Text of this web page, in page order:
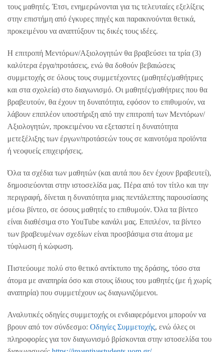
τους μαθητές. Έτσι, ενημερώνονται για τις τελευταίες εξελίξεις
στην επιστήμη από έγκυρες πηγές και παρακινούνται θετικά,
προκειμένου να αναπτύξουν τις δικές τους ιδέες.
Η επιτροπή Μεντόρων/Αξιολογητών θα βραβεύσει τα τρία (3)
καλύτερα έργα/προτάσεις, ενώ θα δοθούν βεβαιώσεις
συμμετοχής σε όλους τους συμμετέχοντες (μαθητές/μαθήτριες
και στα σχολεία) στο διαγωνισμό. Οι μαθητές/μαθήτριες που θα
βραβευτούν, θα έχουν τη δυνατότητα, εφόσον το επιθυμούν, να
λάβουν επιπλέον υποστήριξη από την επιτροπή των Μεντόρων/
Αξιολογητών, προκειμένου να εξεταστεί η δυνατότητα
μετεξέλιξης των έργων/προτάσεών τους σε καινοτόμα προϊόντα
ή νεοφυείς επιχειρήσεις.
Όλα τα σχέδια των μαθητών (και αυτά που δεν έχουν βραβευτεί),
δημοσιεύονται στην ιστοσελίδα μας. Πέρα από τον τίτλο και την
περιγραφή, δίνεται η δυνατότητα μιας πεντάλεπτης παρουσίασης
μέσω βίντεο, σε όσους μαθητές το επιθυμούν. Όλα τα βίντεο
είναι διαθέσιμα στο YouTube κανάλι μας. Επιπλέον, τα βίντεο
των βραβευμένων σχεδίων είναι προσβάσιμα στα άτομα με
τύφλωση ή κώφωση.
Πιστεύουμε πολύ στο θετικό αντίκτυπο της δράσης, τόσο στα
άτομα με αναπηρία όσο και στους ίδιους του μαθητές (με ή χωρίς
αναπηρία) που συμμετέχουν ως διαγωνιζόμενοι.
Αναλυτικές οδηγίες συμμετοχής οι ενδιαφερόμενοι μπορούν να
βρουν από τον σύνδεσμο: Οδηγίες Συμμετοχής, ενώ όλες οι
πληροφορίες για τον διαγωνισμό βρίσκονται στην ιστοσελίδα του